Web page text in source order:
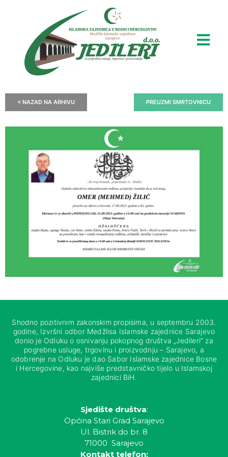
< NAZAD NA ARHIVU PREUZMI SMRTOVNICU
Shodno pozitivnim zakonskim propisima, u septembru 2003.
godine, Izvršni odbor Medžlisa Islamske zajednice Sarajevo
donio je Odluku o osnivanju pokopnog društva „Jedileri“ za
pogrebne usluge, trgovinu i proizvodnju – Sarajevo, a
odobrenje na Odluku je dao Sabor Islamske zajednice Bosne
i Hercegovine, kao najviše predstavničko tijelo u Islamskoj
zajednici BiH.
Sjedište društva:
Općina Stari Grad Sarajevo
Ul. Bistrik do br. 8
71000 Sarajevo
Kontakt telefon: